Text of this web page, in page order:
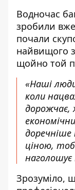
Водночас
зробили
почали
найвищого
щойно той
«Наші
коли
дорожчає,
доречніше
ціною,
Зрозуміло,